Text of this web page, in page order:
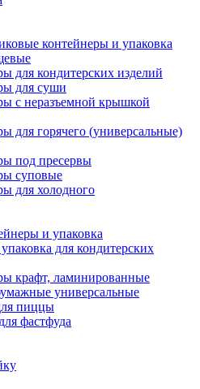
контейнеры и упаковка
для кондитерских изделий
для суши
с неразъемной крышкой
для горячего (универсальные)
под пресервы
суповые
для холодного
и упаковка
для кондитерских
крафт, ламинированные
универсальные
пиццы
фастфуда